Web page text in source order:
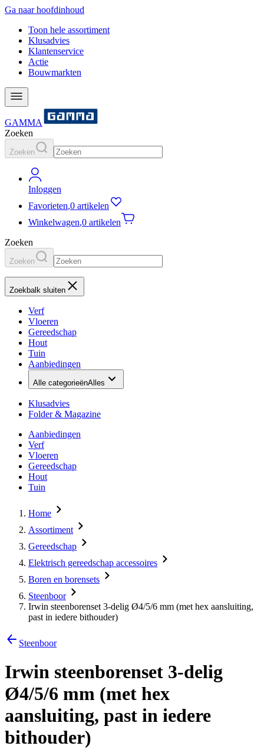
Ga naar hoofdinhoud
Toon hele assortiment
Klusadvies
Klantenservice
Actie
Bouwmarkten
GAMMA
Zoeken
Zoeken
Inloggen
Favorieten,0 artikelen
Winkelwagen,0 artikelen
Zoeken
Zoeken
Zoekbalk sluiten
Verf
Vloeren
Gereedschap
Hout
Tuin
Aanbiedingen
Alle categorieënAlles
Klusadvies
Folder & Magazine
Aanbiedingen
Verf
Vloeren
Gereedschap
Hout
Tuin
Home
Assortiment
Gereedschap
Elektrisch gereedschap accessoires
Boren en borensets
Steenboor
Irwin steenborenset 3-delig Ø4/5/6 mm (met hex aansluiting,
past in iedere bithouder)
Steenboor
Irwin steenborenset 3-delig
Ø4/5/6 mm (met hex
aansluiting, past in iedere
bithouder)